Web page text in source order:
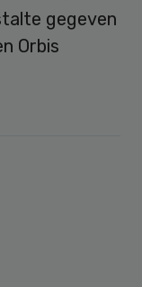
gegeven
Orbis